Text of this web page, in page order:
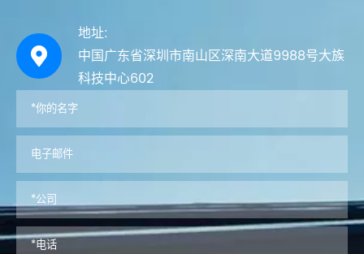

地址:
中国广东省深圳市南山区深南大道9988号大族
科技中心602